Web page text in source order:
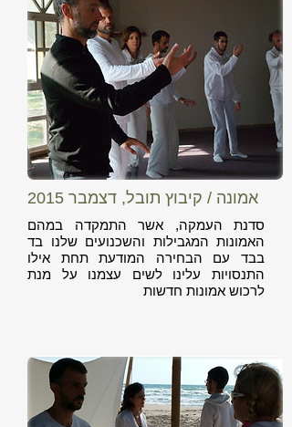
אמונה / קיבוץ תובל, דצמבר 2015
סדנת העמקה, אשר התמקדה במהם
האמונות המגבילות והשכנועים שלנו בד
בבד עם הבחירה המודעת תחת אילו
התנסויות עלינו לשים עצמנו על מנת
לרכוש אמונות חדשות